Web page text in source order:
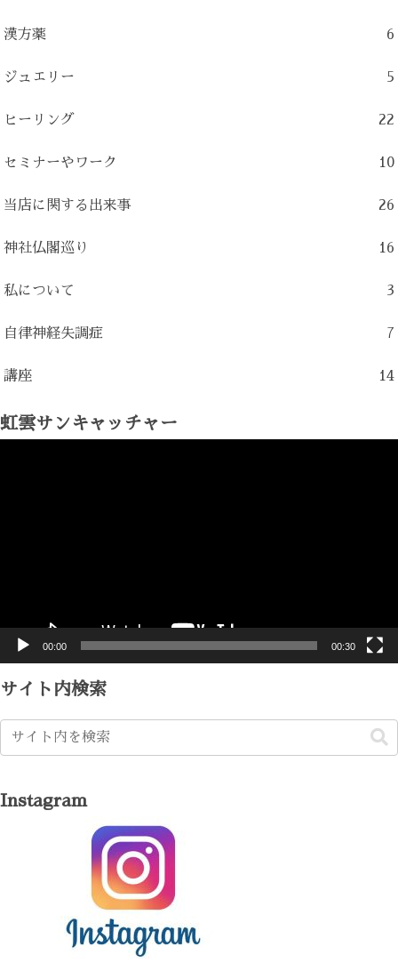
漢方薬 6
ジュエリー 5
ヒーリング 22
セミナーやワーク 10
当店に関する出来事 26
神社仏閣巡り 16
私について 3
自律神経失調症 7
講座 14
虹雲サンキャッチャー
00:00 00:30
サイト内検索
Instagram